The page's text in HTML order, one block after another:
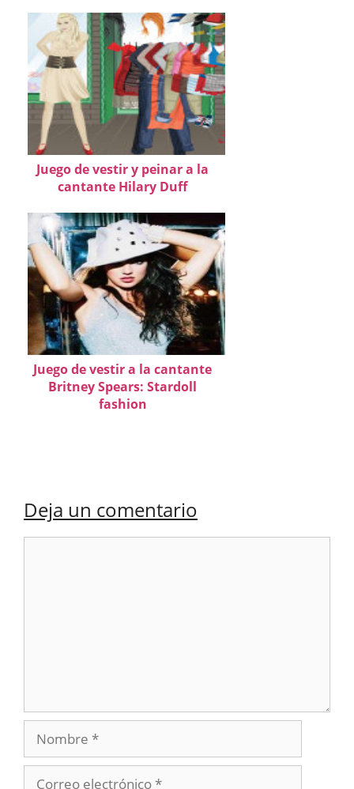
Juego de vestir y peinar a la
cantante Hilary Duff
Juego de vestir a la cantante
Britney Spears: Stardoll
fashion
Deja un comentario
Nombre